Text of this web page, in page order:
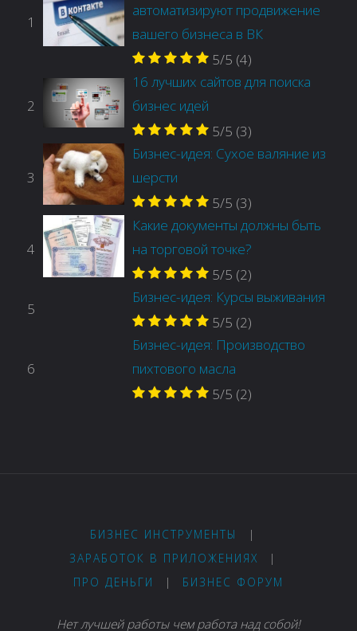
1
автоматизируют продвижение
вашего бизнеса в ВК
5/5 (4)
2
16 лучших сайтов для поиска
бизнес идей
5/5 (3)
3
Бизнес-идея: Сухое валяние из
шерсти
5/5 (3)
4
Какие документы должны быть
на торговой точке?
5/5 (2)
5
Бизнес-идея: Курсы выживания
5/5 (2)
6
Бизнес-идея: Производство
пихтового масла
5/5 (2)
БИЗНЕС ИНСТРУМЕНТЫ
|
ЗАРАБОТОК В ПРИЛОЖЕНИЯХ
|
ПРО ДЕНЬГИ
| БИЗНЕС ФОРУМ
Нет лучшей работы чем работа над собой!